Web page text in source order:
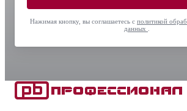
Нажимая кнопку, вы соглашаетесь с политикой
данных